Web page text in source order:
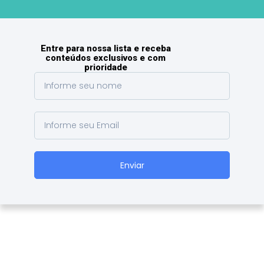
Enviar
Entre para nossa lista e receba
conteúdos exclusivos e com
prioridade